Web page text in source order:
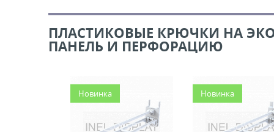
вывесок и шелфтокеры
оборудование, комплектующие
рамки и аксессуары
ПЛАСТИКОВЫЕ КРЮЧКИ НА
ПАНЕЛЬ И ПЕРФОРАЦИЮ
Новинка Новинка